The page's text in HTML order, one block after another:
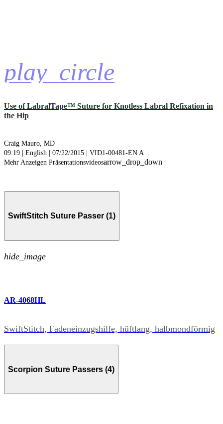
play_circle
Use of LabralTape™ Suture for Knotless Labral Refixation in
the Hip
Craig Mauro, MD
09:19 | English | 07/22/2015 | VID1-00481-EN A
Mehr Anzeigen Präsentationsvideosarrow_drop_down
SwiftStitch Suture Passer (1)
hide_image
AR-4068HL
SwiftStitch, Fadeneinzugshilfe, hüftlang, halbmondförmig
Scorpion Suture Passers (4)